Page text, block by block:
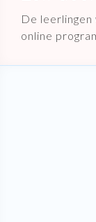
De leerlingen
online